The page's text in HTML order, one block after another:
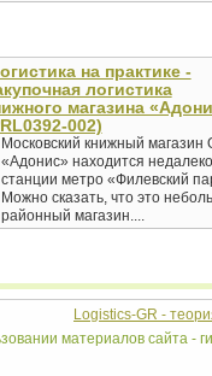
на практике -
логистика
магазина
002)
Московский книжный
«Адонис» находится
станции метро «Филевский
Можно сказать, что это
районный магазин....
Logistics-GR -
материалов сайта -